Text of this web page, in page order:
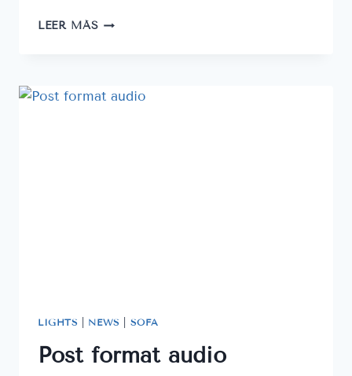
LEER MÁS POST
LIGHTS NEWS SOFA
Post format audio